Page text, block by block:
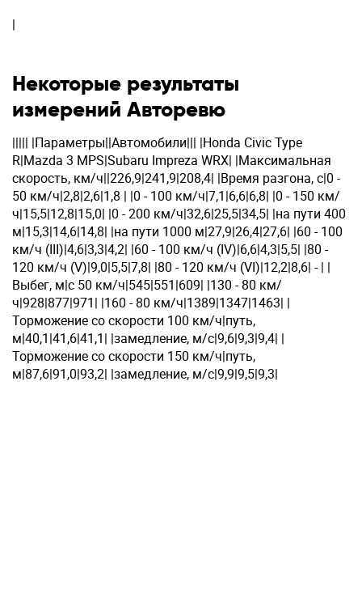
|
Некоторые результаты
измерений Авторевю
||||| |Параметры||Автомобили||| |Honda Civic Type
R|Mazda 3 MPS|Subaru Impreza WRX| |Максимальная
скорость, км/ч||226,9|241,9|208,4| |Время разгона, с|0 -
50 км/ч|2,8|2,6|1,8 | |0 - 100 км/ч|7,1|6,6|6,8| |0 - 150 км/
ч|15,5|12,8|15,0| |0 - 200 км/ч|32,6|25,5|34,5| |на пути 400
м|15,3|14,6|14,8| |на пути 1000 м|27,9|26,4|27,6| |60 - 100
км/ч (III)|4,6|3,3|4,2| |60 - 100 км/ч (IV)|6,6|4,3|5,5| |80 -
120 км/ч (V)|9,0|5,5|7,8| |80 - 120 км/ч (VI)|12,2|8,6| - | |
Выбег, м|с 50 км/ч|545|551|609| |130 - 80 км/
ч|928|877|971| |160 - 80 км/ч|1389|1347|1463| |
Торможение со скорости 100 км/ч|путь,
м|40,1|41,6|41,1| |замедление, м/с|9,6|9,3|9,4| |
Торможение со скорости 150 км/ч|путь,
м|87,6|91,0|93,2| |замедление, м/с|9,9|9,5|9,3|